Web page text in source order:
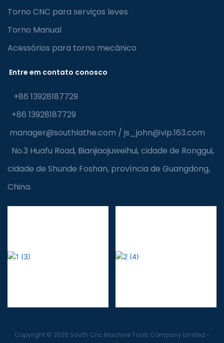
Torno CNC para serviços leves
Torno Manual
Acessórios para torno mecânico
Entre em contato conosco
+86 13928187729
+86 13928187729
manager@southlathe.com / js_john@vip.163.com
No.3 Huafu Road, Bianjiaojuweihui, cidade de Ronggui,
cidade de Shunde Foshan, província de Guangdong,
China.
Copyright © 2026 South Cnc Machine Tools Company Limited -